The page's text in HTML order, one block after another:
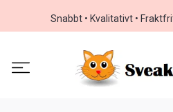
Snabbt • Kvalitativt •